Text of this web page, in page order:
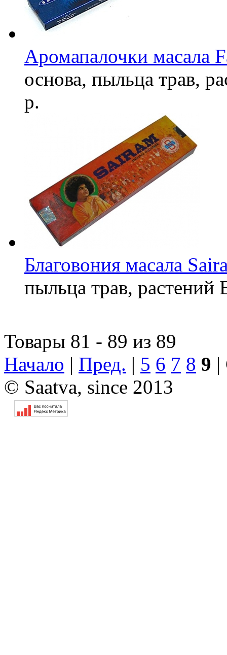
Аромапалочки масала
основа, пыльца трав,
р.
Благовония масала
пыльца трав, растений
Товары 81 - 89 из 89
Начало | Пред. | 5 6 7 8 9 |
© Saatva, since 2013